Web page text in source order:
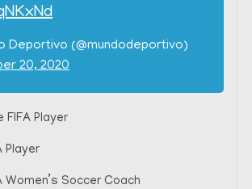
Deportivo (@mundodeportivo)
20, 2020
FIFA Player
Player
Women’s Soccer Coach